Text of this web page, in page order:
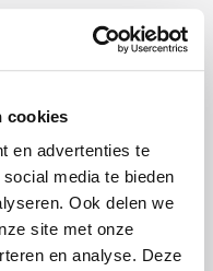
cookies
en advertenties te
media te bieden
Ook delen we
site met onze
en analyse. Deze